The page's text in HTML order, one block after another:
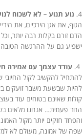
4. נוע תנוע – לא לשכוח
הגוף, את אגן הירכיים, את
הדם זורם בקלות רבה יותר,
ישפיע גם על ההרגשה
עודד עצמך עם אמירה
להתחיל להקשיב לקול
להיות שבשעת משבר זועקים
קולות שאינם בטוחים עוד
החד פעמית… אנחנו מלאים
והפחד חזקים יותר מקול
שפה של אמונה, מעולם לא